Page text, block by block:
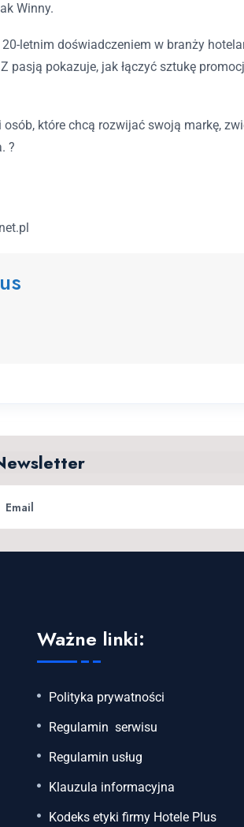
Winny.
letnim doświadczeniem w branży
pasją pokazuje, jak łączyć sztukę
które chcą rozwijać swoją markę,
?
Ważne linki:
Polityka prywatności
Regulamin serwisu
Regulamin usług
Klauzula informacyjna
Kodeks etyki firmy Hotele Plus